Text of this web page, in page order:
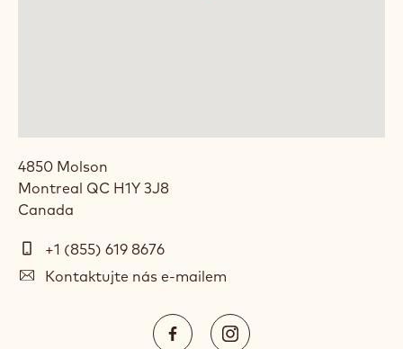
4850 Molson
Montreal QC H1Y 3J8
Canada
Telefon+1 (855) 619 8676
E-
Kontaktujte nás e-mailem
https://www.facebook.com/
https://